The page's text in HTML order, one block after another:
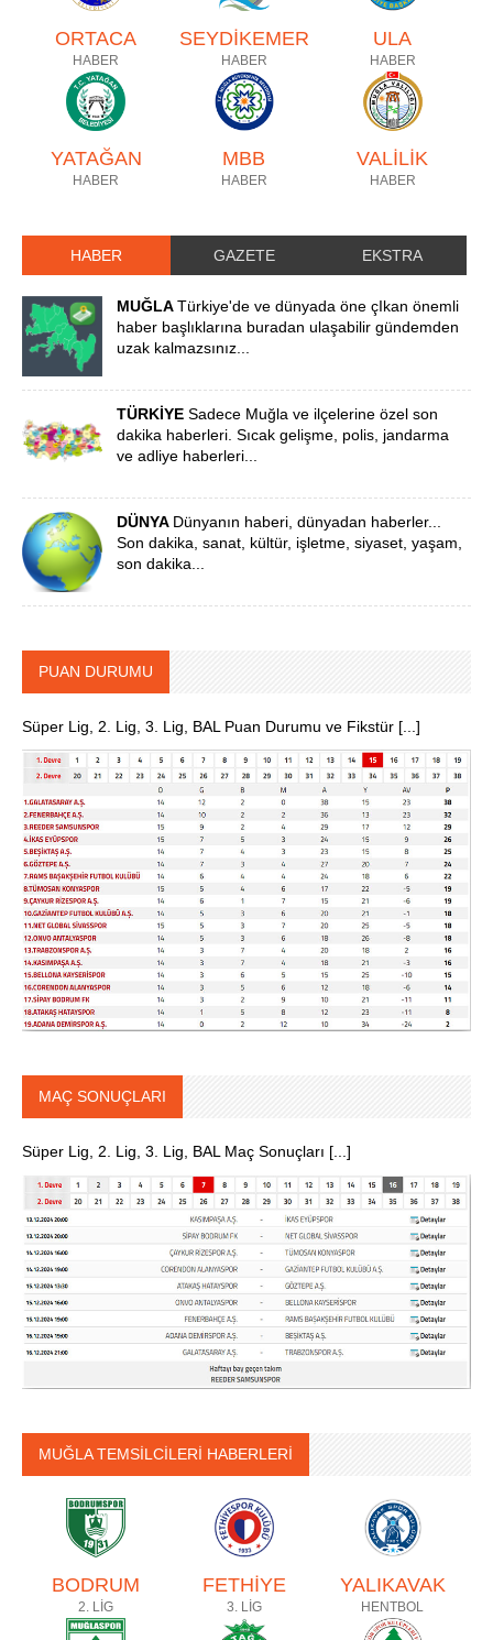
ORTACA
HABER
SEYDİKEMER
HABER
ULA
HABER
YATAĞAN
HABER
MBB
HABER
VALİLİK
HABER
HABER GAZETE EKSTRA
MUĞLATürkiye'de ve dünyada öne çIkan önemli
haber başlıklarına buradan ulaşabilir gündemden
uzak kalmazsınız...
TÜRKİYESadece Muğla ve ilçelerine özel son
dakika haberleri. Sıcak gelişme, polis, jandarma
ve adliye haberleri...
DÜNYA Dünyanın haberi, dünyadan haberler...
Son dakika, sanat, kültür, işletme, siyaset, yaşam,
son dakika...
PUAN DURUMU
Süper Lig, 2. Lig, 3. Lig, BAL Puan Durumu ve Fikstür [...]
MAÇ SONUÇLARI
Süper Lig, 2. Lig, 3. Lig, BAL Maç Sonuçları [...]
MUĞLA TEMSİLCİLERİ HABERLERİ
BODRUM
2. LİG
FETHİYE
3. LİG
YALIKAVAK
HENTBOL